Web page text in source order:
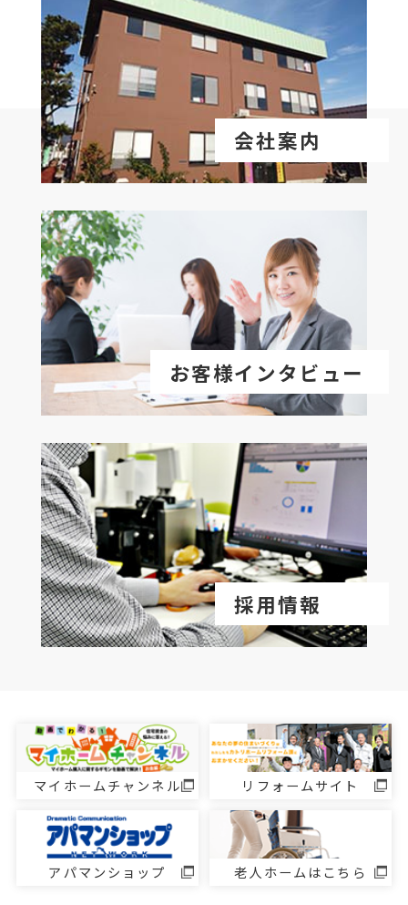
会社案内
お客様インタビュー
採用情報
マイホームチャンネル リフォームサイト
アパマンショップ 老人ホームはこちら